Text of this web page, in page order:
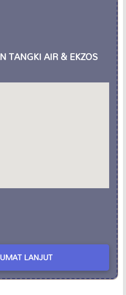
TANGKI AIR & EKZOS
LANJUT